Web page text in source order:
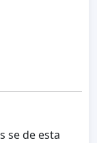
se de esta